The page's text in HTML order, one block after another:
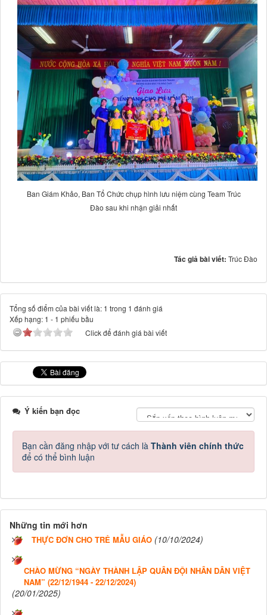
Ban Giám Khảo, Ban Tổ Chức chụp hình lưu niệm cùng Team Trúc
Đào sau khi nhận giải nhất
Tác giả bài viết: Trúc Đào
Tổng số điểm của bài viết là: 1 trong 1 đánh giá
Xếp hạng: 1 - 1 phiếu bầu
Click để đánh giá bài viết
Ý kiến bạn đọc
Bạn cần đăng nhập với tư cách là Thành viên chính thức
để có thể bình luận
Những tin mới hơn
THỰC ĐƠN CHO TRẺ MẪU GIÁO (10/10/2024)
CHÀO MỪNG “NGÀY THÀNH LẬP QUÂN ĐỘI NHÂN DÂN VIỆT
NAM” (22/12/1944 - 22/12/2024)
(20/01/2025)